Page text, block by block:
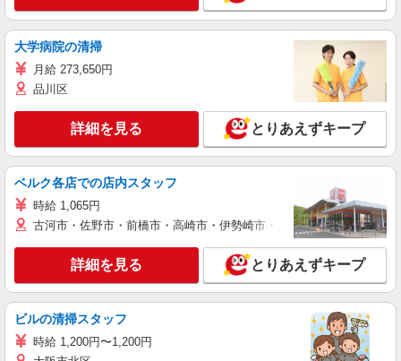
大学病院の清掃
月給 273,650円
品川区
詳細を見る とりあえずキープ
ベルク各店での店内スタッフ
時給 1,065円
古河市・佐野市・前橋市・高崎市・伊勢崎市・太田市・館林市・藤
詳細を見る とりあえずキープ
ビルの清掃スタッフ
時給 1,200円〜1,200円